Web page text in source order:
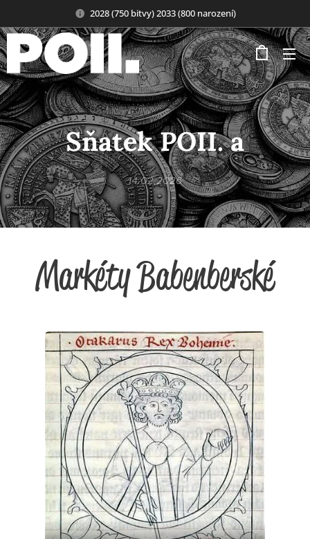
2028 (750 bitvy) 2033 (800 narození)
Sňatek POII. a
14.02.2026
Markéty Babenberské